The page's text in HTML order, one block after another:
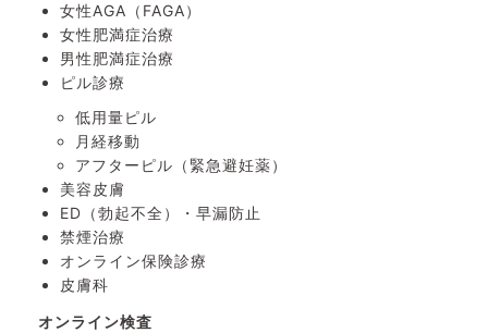
女性AGA（FAGA）
女性肥満症治療
男性肥満症治療
ピル診療
低用量ピル
月経移動
アフターピル （緊急避妊薬）
美容皮膚
ED（勃起不全）・ 早漏防止
禁煙治療
オンライン保険診療
皮膚科
オンライン検査